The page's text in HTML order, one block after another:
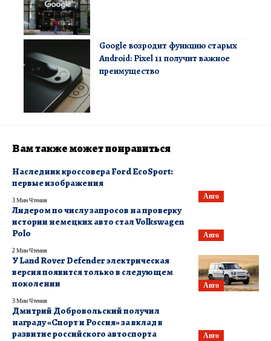
Google возродит функцию старых
Android: Pixel 11 получит важное
преимущество
Вам также может понравиться
Авто
Наследник кроссовера Ford EcoSport:
первые изображения
3 Мин Чтения
Авто
Лидером по числу запросов на проверку
истории немецких авто стал Volkswagen
Polo
2 Мин Чтения
Авто
У Land Rover Defender электрическая
версия появится только в следующем
поколении
3 Мин Чтения
Авто
Дмитрий Добровольский получил
награду «Спорт и Россия» за вклад в
развитие российского автоспорта